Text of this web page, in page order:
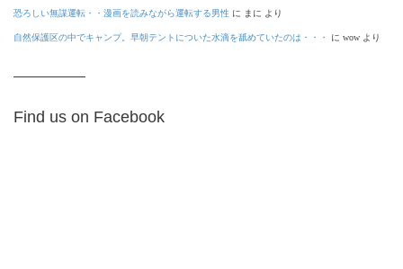
恐ろしい無謀運転・・漫画を読みながら運転する男性 に まに より
自然保護区の中でキャンプ。早朝テントについた水滴を舐めていたのは・・・ に wow より
Find us on Facebook